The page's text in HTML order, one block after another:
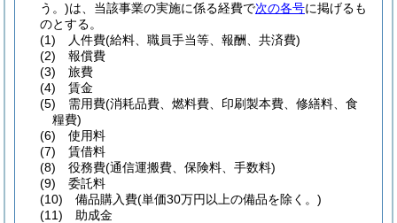
う。)は、当該事業の実施に係る経費で次の各号に掲げるも
のとする。
(1)
人件費(給料、職員手当等、報酬、共済費)
(2)
報償費
(3)
旅費
(4)
賃金
(5)
需用費(消耗品費、燃料費、印刷製本費、修繕料、食
糧費)
(6)
使用料
(7)
賃借料
(8)
役務費(通信運搬費、保険料、手数料)
(9)
委託料
(10)
備品購入費(単価30万円以上の備品を除く。)
(11)
助成金